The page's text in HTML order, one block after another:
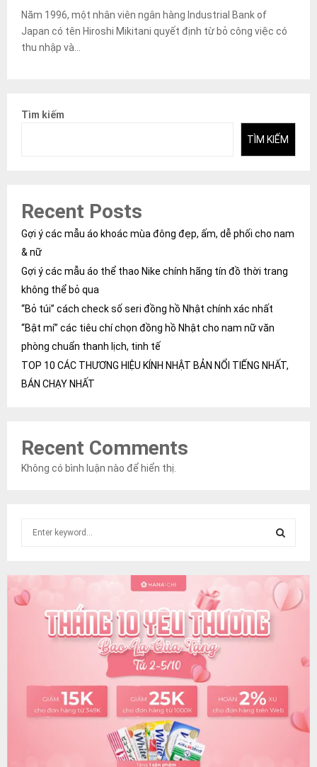
Năm 1996, một nhân viên ngân hàng Industrial Bank of
Japan có tên Hiroshi Mikitani quyết định từ bỏ công việc có
thu nhập và...
Tìm kiếm
TÌM KIẾM
Recent Posts
Gợi ý các mẫu áo khoác mùa đông đẹp, ấm, dễ phối cho nam
& nữ
Gợi ý các mẫu áo thể thao Nike chính hãng tín đồ thời trang
không thể bỏ qua
“Bỏ túi” cách check số seri đồng hồ Nhật chính xác nhất
“Bật mí” các tiêu chí chọn đồng hồ Nhật cho nam nữ văn
phòng chuẩn thanh lịch, tinh tế
TOP 10 CÁC THƯƠNG HIỆU KÍNH NHẬT BẢN NỔI TIẾNG NHẤT,
BÁN CHẠY NHẤT
Recent Comments
Không có bình luận nào để hiển thị.
h
E
H